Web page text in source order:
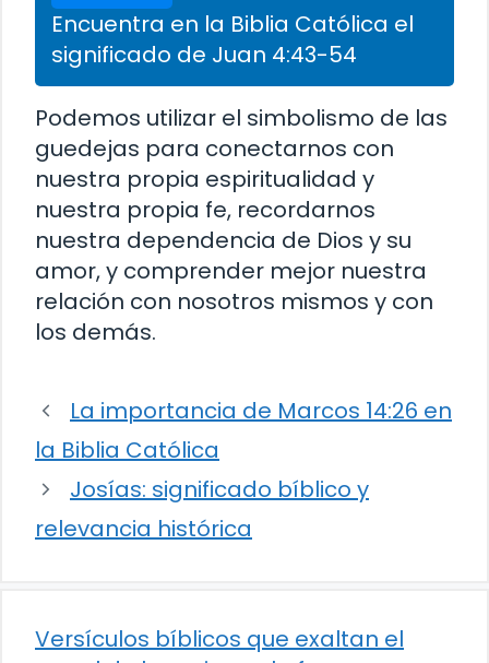
Encuentra en la Biblia Católica el
significado de Juan 4:43-54
Podemos utilizar el simbolismo de las
guedejas para conectarnos con
nuestra propia espiritualidad y
nuestra propia fe, recordarnos
nuestra dependencia de Dios y su
amor, y comprender mejor nuestra
relación con nosotros mismos y con
los demás.
La importancia de Marcos 14:26 en
la Biblia Católica
Josías: significado bíblico y
relevancia histórica
Versículos bíblicos que exaltan el